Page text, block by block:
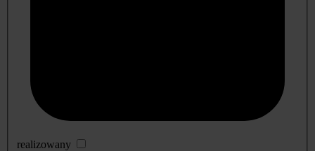
realizowany